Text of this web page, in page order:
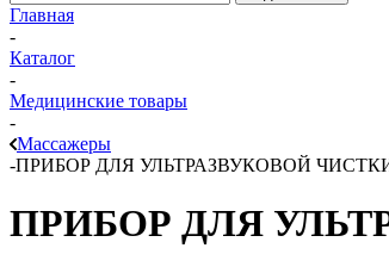
Главная
-
Каталог
-
Медицинские товары
-
Массажеры
-ПРИБОР ДЛЯ УЛЬТРАЗВУКОВОЙ ЧИСТКИ
ПРИБОР ДЛЯ